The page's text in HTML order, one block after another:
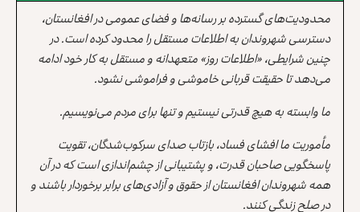
محدودیت‌های گسترده بر رسانه‌ها و فضای عمومی در افغانستان،
دسترسی شهروندان به اطلاعات مستقل را محدود کرده است. در
چنین شرایطی، «اطلاعات روز» متعهدانه و مستقل به کار خود ادامه
می‌دهد تا حقیقت قربانی خاموشی و فراموشی نشود.
ما وابسته به هیچ قدرتی نیستیم و تنها برای مردم می‌نویسیم.
مأموریت ما افشای فساد، بازتاب صدای سرکوب‌شدگان، تقویت
پاسخگویی صاحبان قدرت، و پشتیبانی از چشم‌اندازی است که در آن
همه شهروندان افغانستان از حقوق و آزادی‌های برابر برخوردار باشند و
در صلح زندگی کنند.